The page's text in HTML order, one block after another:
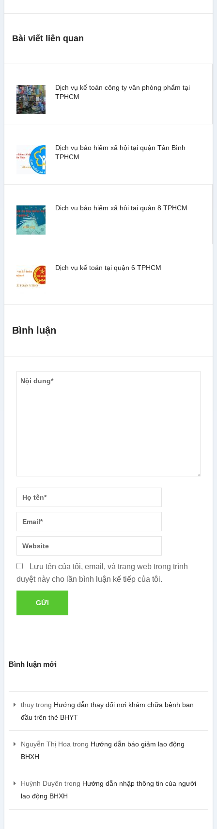
Bài viết liên quan
Dịch vụ kế toán công ty văn phòng phẩm tại
TPHCM
Dịch vụ bảo hiểm xã hội tại quận Tân Bình
TPHCM
Dịch vụ bảo hiểm xã hội tại quận 8 TPHCM
Dịch vụ kế toán tại quận 6 TPHCM
Bình luận
Lưu tên của tôi, email, và trang web trong trình
duyệt này cho lần bình luận kế tiếp của tôi.
Bình luận mới
thuytrong Hướng dẫn thay đổi nơi khám chữa bệnh ban
đầu trên thẻ BHYT
Nguyễn Thị Hoa trong Hướng dẫn báo giảm lao động
BHXH
Huỳnh Duyên trong Hướng dẫn nhập thông tin của người
lao động BHXH